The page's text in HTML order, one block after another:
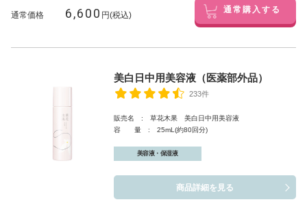
通常価格 6,600 円(税込) 通常購入する
美白日中用美容液（医薬部外品）
233件
販売名 : 草花木果 美白日中用美容液
容 量 : 25mL(約80回分)
美容液・保湿液
商品詳細を見る